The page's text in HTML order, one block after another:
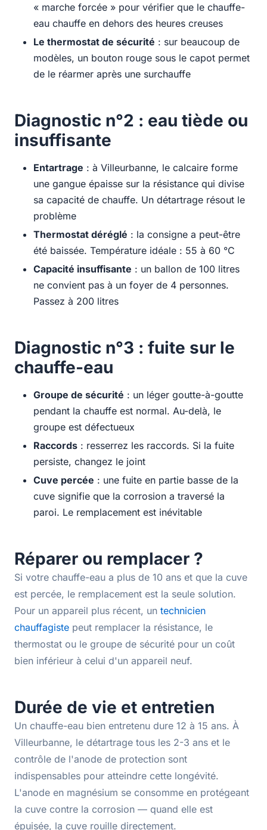
« marche forcée » pour vérifier que le chauffe-
eau chauffe en dehors des heures creuses
Le thermostat de sécurité : sur beaucoup de
modèles, un bouton rouge sous le capot permet
de le réarmer après une surchauffe
Diagnostic n°2 : eau tiède ou
insuffisante
Entartrage : à Villeurbanne, le calcaire forme
une gangue épaisse sur la résistance qui divise
sa capacité de chauffe. Un détartrage résout le
problème
Thermostat déréglé : la consigne a peut-être
été baissée. Température idéale : 55 à 60 °C
Capacité insuffisante : un ballon de 100 litres
ne convient pas à un foyer de 4 personnes.
Passez à 200 litres
Diagnostic n°3 : fuite sur le
chauffe-eau
Groupe de sécurité : un léger goutte-à-goutte
pendant la chauffe est normal. Au-delà, le
groupe est défectueux
Raccords : resserrez les raccords. Si la fuite
persiste, changez le joint
Cuve percée : une fuite en partie basse de la
cuve signifie que la corrosion a traversé la
paroi. Le remplacement est inévitable
Réparer ou remplacer ?
Si votre chauffe-eau a plus de 10 ans et que la cuve
est percée, le remplacement est la seule solution.
Pour un appareil plus récent, un technicien
chauffagiste peut remplacer la résistance, le
thermostat ou le groupe de sécurité pour un coût
bien inférieur à celui d'un appareil neuf.
Durée de vie et entretien
Un chauffe-eau bien entretenu dure 12 à 15 ans. À
Villeurbanne, le détartrage tous les 2-3 ans et le
contrôle de l'anode de protection sont
indispensables pour atteindre cette longévité.
L'anode en magnésium se consomme en protégeant
la cuve contre la corrosion — quand elle est
épuisée, la cuve rouille directement.